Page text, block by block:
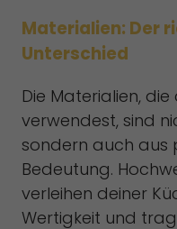
Materialien: Der
Unterschied
Die Materialien,
verwendest, sind
sondern auch aus
Bedeutung.
verleihen deiner
Wertigkeit und